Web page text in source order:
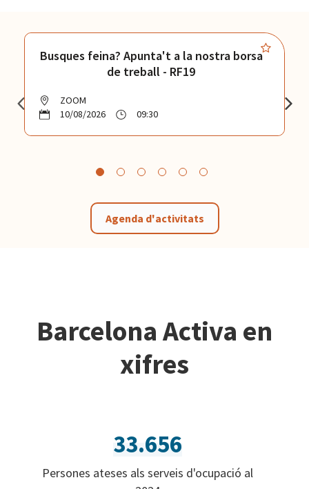
Busques feina? Apunta't a la nostra borsa
de treball - RF19
ZOOM
10/08/2026
09:30
Agenda d'activitats
Barcelona Activa en
xifres
33.656
Persones ateses als serveis d'ocupació al